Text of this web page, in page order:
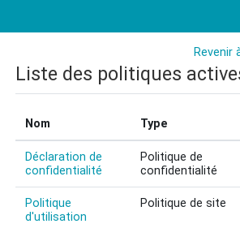
Revenir
Liste des politiques
Nom Type
Déclaration de
confidentialité
Politique de
confidentialité
Politique
d'utilisation
Politique de site